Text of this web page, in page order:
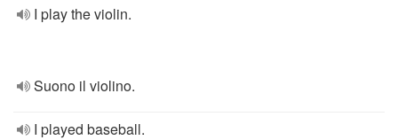
I play the violin.
Suono il violino.
I played baseball.